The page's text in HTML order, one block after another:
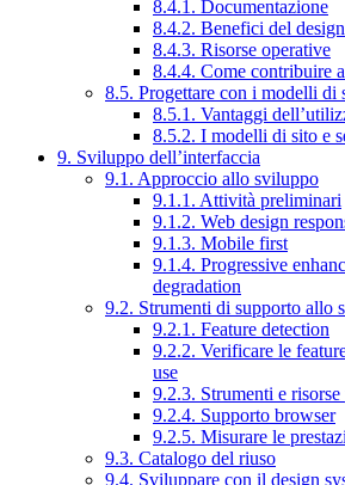
8.4.1. Documentazione
8.4.2. Benefici del
8.4.3. Risorse operative
8.4.4. Come contribuire
8.5. Progettare con i modelli di
8.5.1. Vantaggi
8.5.2. I modelli di sito e
9. Sviluppo dell’interfaccia
9.1. Approccio allo sviluppo
9.1.1. Attività preliminari
9.1.2. Web design
9.1.3. Mobile first
9.1.4. Progressive
degradation
9.2. Strumenti di supporto allo
9.2.1. Feature detection
9.2.2. Verificare le
use
9.2.3. Strumenti e
9.2.4. Supporto browser
9.2.5. Misurare le
9.3. Catalogo del riuso
9.4. Sviluppare con il design